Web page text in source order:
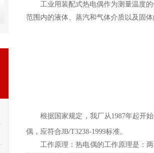
工业用装配式热电偶作为测量温度
范围内的液体、蒸汽和气体介质以及固体
根据国家规定，我厂从1987年起开
偶，应符合JB/T3238-1999标准。
工作原理：热电偶的工作原理是：